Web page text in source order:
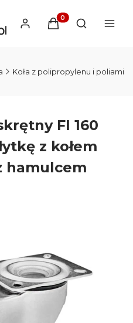
Produkty w
Otwórz
Koła z polipropylenu i
FI 160
z kołem
hamulcem